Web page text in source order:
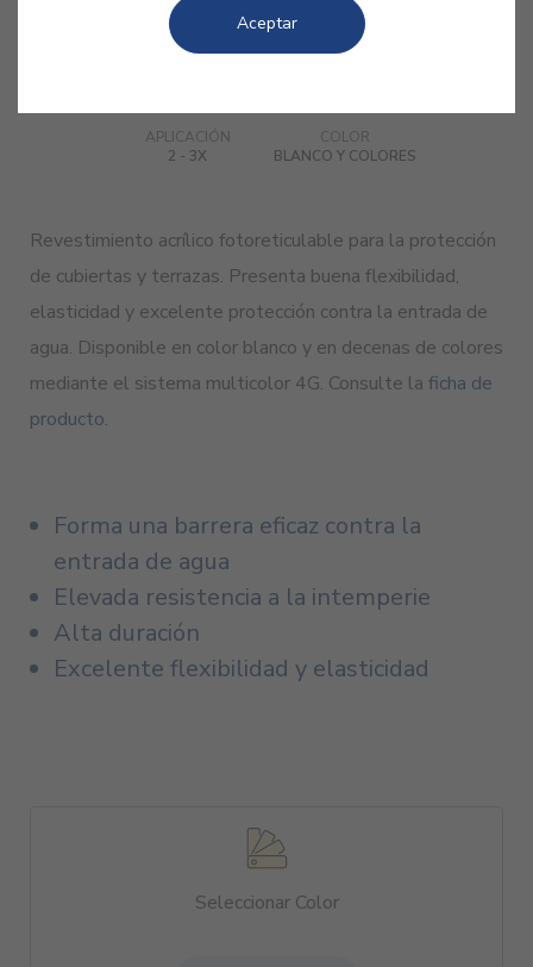
APLICACIÓN
2 - 3X
COLOR
BLANCO Y COLORES
Revestimiento acrílico fotoreticulable para la protección
de cubiertas y terrazas. Presenta buena flexibilidad,
elasticidad y excelente protección contra la entrada de
agua. Disponible en color blanco y en decenas de colores
mediante el sistema multicolor 4G. Consulte la ficha de
producto.
Forma una barrera eficaz contra la
entrada de agua
Elevada resistencia a la intemperie
Alta duración
Excelente flexibilidad y elasticidad
Seleccionar Color
Aceptar